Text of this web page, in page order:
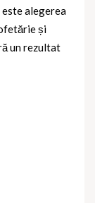
este alegerea
și
un rezultat